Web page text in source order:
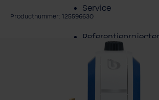
Service
Over BWT
Contactpersonen
Productnummer: 125596630
overslaan